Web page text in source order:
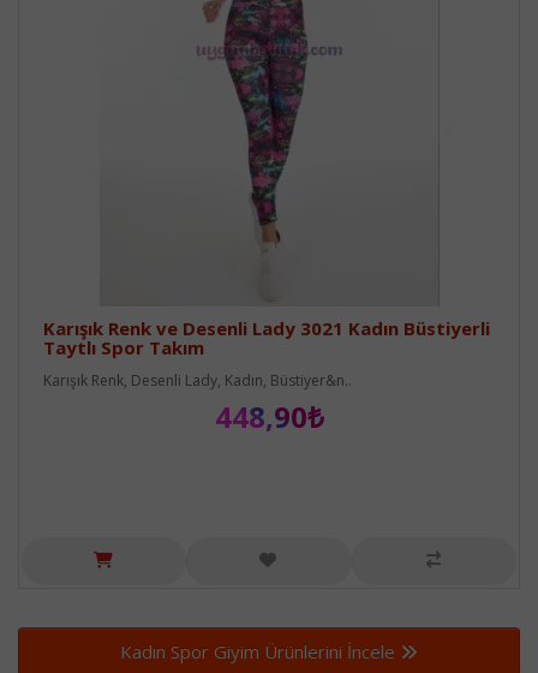
Karışık Renk ve Desenli Lady 3021 Kadın Büstiyerli
Taytlı Spor Takım
Karışık Renk, Desenli Lady, Kadın, Büstiyer&n..
448,90₺
Kadın Spor Giyim Ürünlerini İncele